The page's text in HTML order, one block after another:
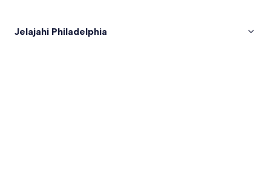
Jelajahi Philadelphia